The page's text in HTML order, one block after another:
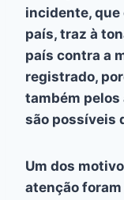
incidente, que
país, traz à
país contra a
registrado,
também
são possíveis
Um dos
atenção